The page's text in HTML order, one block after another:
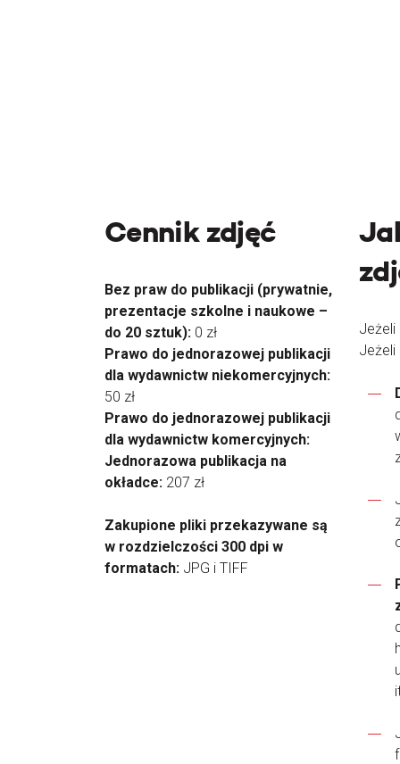
Cennik zdjęć
Bez praw do publikacji (prywatnie,
prezentacje szkolne i naukowe –
do 20 sztuk): 0 zł
Prawo do jednorazowej publikacji
dla wydawnictw niekomercyjnych:
50 zł
Prawo do jednorazowej publikacji
dla wydawnictw komercyjnych:
Jednorazowa publikacja na
okładce: 207 zł
Zakupione pliki przekazywane są
w rozdzielczości 300 dpi w
formatach: JPG i TIFF